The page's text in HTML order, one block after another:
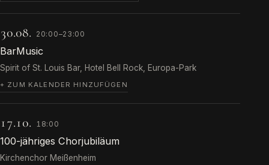
30.08. 20:00–23:00
BarMusic
Spirit of St. Louis Bar, Hotel Bell Rock, Europa-Park
+ ZUM KALENDER HINZUFÜGEN
17.10. 18:00
100-jähriges Chorjubiläum
Kirchenchor Meißenheim